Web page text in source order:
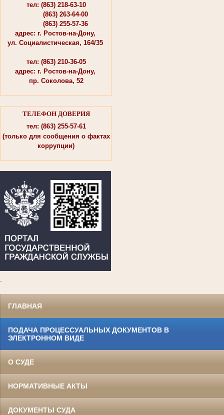
тел: (863) 218-63-10
(863) 263-64-00
(863) 255-57-36
адрес: г. Ростов-на-Дону,
ул. Социалистическая, 164/35
тел: (863) 210-36-05
адрес: г. Ростов-на-Дону,
пр. Соколова, 52
ТЕЛЕФОН ДОВЕРИЯ
тел: (863) 255-57-61
(только для сообщения о фактах
коррупции)
ГЛАВНАЯ
ПОДАЧА ПРОЦЕССУАЛЬНЫХ ДОКУМЕНТОВ В
ЭЛЕКТРОННОМ ВИДЕ
О СУДЕ
НОРМАТИВНЫЕ АКТЫ
ДОКУМЕНТЫ СУДА